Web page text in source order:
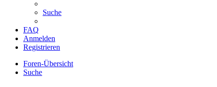
Suche
FAQ
Anmelden
Registrieren
Foren-Übersicht
Suche